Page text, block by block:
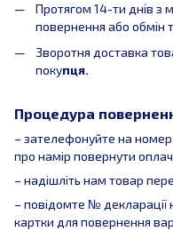
Протягом 14-ти днів з
повернення або обмін
Зворотня доставка
покупця.
Процедура
– зателефонуйте на
про намір повернути
– надішліть нам товар
– повідомте № декларації
картки для повернення